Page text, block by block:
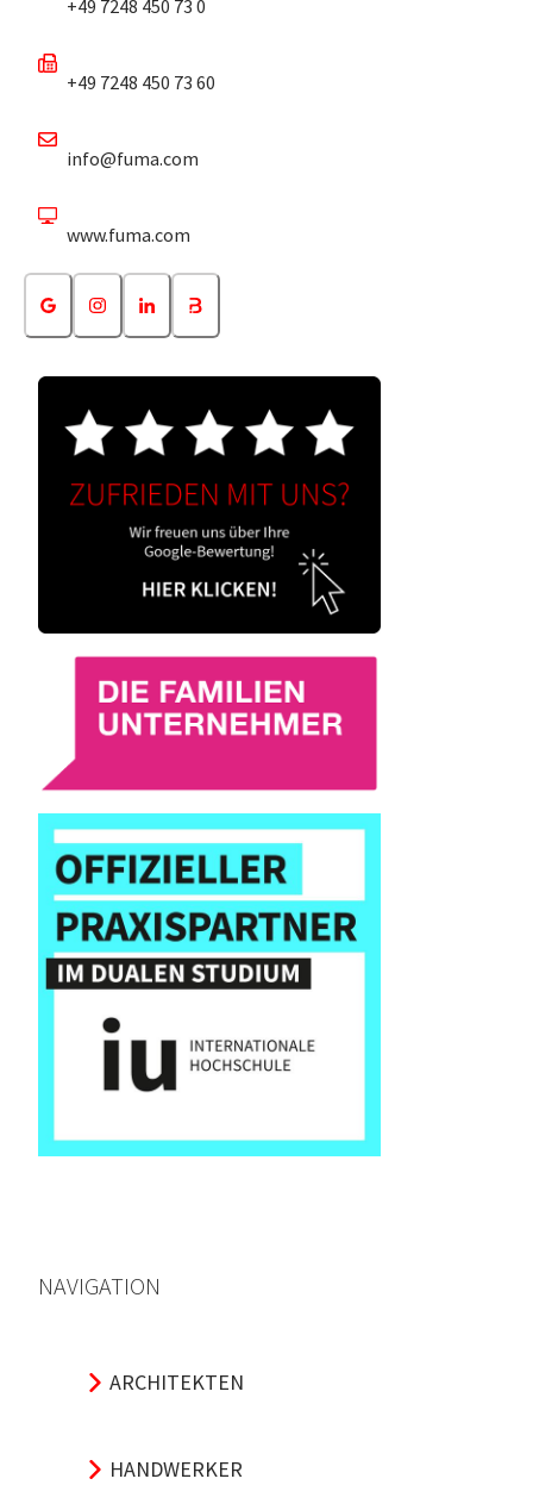
+49 7248 450 73 0
+49 7248 450 73 60
info@fuma.com
www.fuma.com
NAVIGATION
ARCHITEKTEN
HANDWERKER